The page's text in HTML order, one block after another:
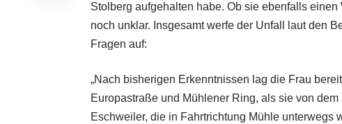
Stolberg aufgehalten habe. Ob sie ebenfalls
noch unklar. Insgesamt werfe der Unfall laut den
Fragen auf:
„Nach bisherigen Erkenntnissen lag die Frau
Europastraße und Mühlener Ring, als sie von
Eschweiler, die in Fahrtrichtung Mühle unterwegs